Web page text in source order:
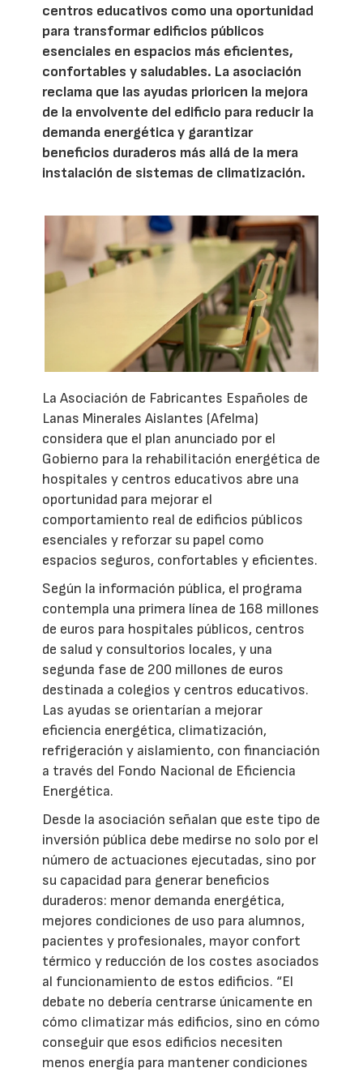
centros educativos como una oportunidad
para transformar edificios públicos
esenciales en espacios más eficientes,
confortables y saludables. La asociación
reclama que las ayudas prioricen la mejora
de la envolvente del edificio para reducir la
demanda energética y garantizar
beneficios duraderos más allá de la mera
instalación de sistemas de climatización.
La Asociación de Fabricantes Españoles de
Lanas Minerales Aislantes (Afelma)
considera que el plan anunciado por el
Gobierno para la rehabilitación energética de
hospitales y centros educativos abre una
oportunidad para mejorar el
comportamiento real de edificios públicos
esenciales y reforzar su papel como
espacios seguros, confortables y eficientes.
Según la información pública, el programa
contempla una primera línea de 168 millones
de euros para hospitales públicos, centros
de salud y consultorios locales, y una
segunda fase de 200 millones de euros
destinada a colegios y centros educativos.
Las ayudas se orientarían a mejorar
eficiencia energética, climatización,
refrigeración y aislamiento, con financiación
a través del Fondo Nacional de Eficiencia
Energética.
Desde la asociación señalan que este tipo de
inversión pública debe medirse no solo por el
número de actuaciones ejecutadas, sino por
su capacidad para generar beneficios
duraderos: menor demanda energética,
mejores condiciones de uso para alumnos,
pacientes y profesionales, mayor confort
térmico y reducción de los costes asociados
al funcionamiento de estos edificios. “El
debate no debería centrarse únicamente en
cómo climatizar más edificios, sino en cómo
conseguir que esos edificios necesiten
menos energía para mantener condiciones